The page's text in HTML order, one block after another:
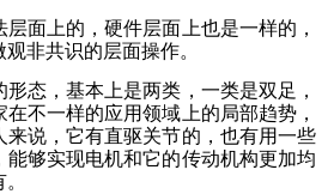
面上的，硬件层面上也是一样的，
非共识的层面操作。
态，基本上是两类，一类是双足，
不一样的应用领域上的局部趋势，
来说，它有直驱关节的，也有用一些
够实现电机和它的传动机构更加均